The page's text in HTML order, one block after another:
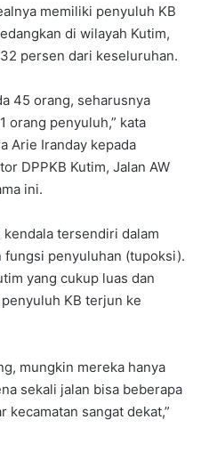
memiliki penyuluh KB
di wilayah Kutim,
persen dari keseluruhan.
45 orang, seharusnya
orang penyuluh,” kata
Arie Iranday kepada
DPPKB Kutim, Jalan AW
ini.
tersendiri dalam
fungsi penyuluhan (tupoksi).
yang cukup luas dan
KB terjun ke
mungkin mereka hanya
sekali jalan bisa beberapa
kecamatan sangat dekat,”